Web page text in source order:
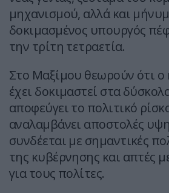
μηχανισμού, αλλά και
δοκιμασμένος υπουργός
την τρίτη τετραετία.
Στο Μαξίμου θεωρούν ότι ο
έχει δοκιμαστεί στα
αποφεύγει το πολιτικό
αναλαμβάνει αποστολές
συνδέεται με σημαντικές
της κυβέρνησης και απτές
για τους πολίτες.